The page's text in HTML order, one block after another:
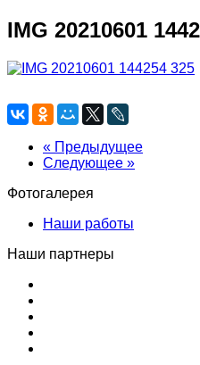
IMG 20210601
« Предыдущее
Следующее »
Фотогалерея
Наши работы
Наши партнеры